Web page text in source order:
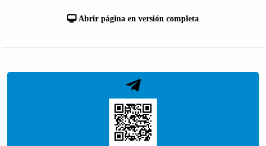
Abrir página en versión completa